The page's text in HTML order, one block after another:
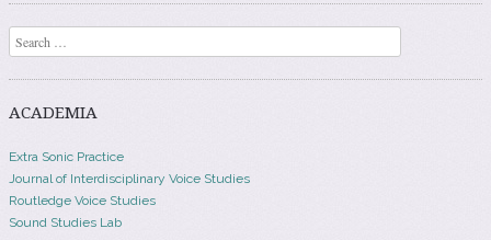
Search
ACADEMIA
Extra Sonic Practice
Journal of Interdisciplinary Voice Studies
Routledge Voice Studies
Sound Studies Lab